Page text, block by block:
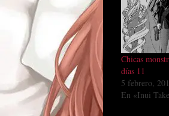
Chicas
días 11
5 febrero,
En «Inui